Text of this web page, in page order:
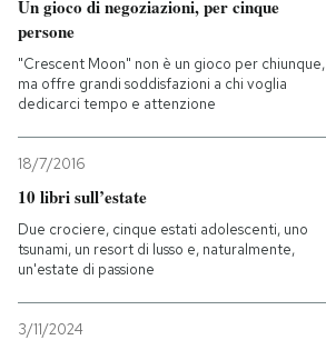
Un gioco di negoziazioni, per cinque
persone
"Crescent Moon" non è un gioco per chiunque,
ma offre grandi soddisfazioni a chi voglia
dedicarci tempo e attenzione
18/7/2016
10 libri sull’estate
Due crociere, cinque estati adolescenti, uno
tsunami, un resort di lusso e, naturalmente,
un'estate di passione
3/11/2024